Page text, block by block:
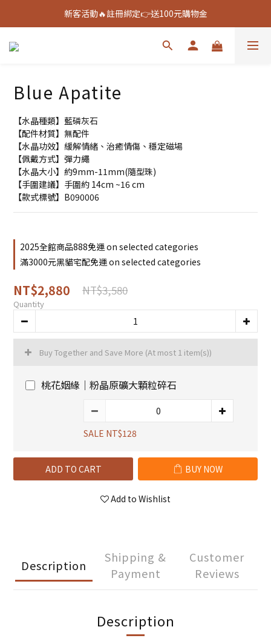
新客活動🔥註冊綁定👉送100元購物金
新客活動🔥註冊綁定👉送100元購物金
全館888免運🚚
Blue Apatite
【水晶種類】藍磷灰石
【配件材質】無配件
【水晶功效】緩解情緒、治癒情傷、穩定磁場
【佩戴方式】彈力繩
【水晶大小】約9mm-11mm(隨型珠)
【手圍建議】手圍約 14cm ~16 cm
【款式標號】B090006
2025全館商品888免運 on selected categories
滿3000元黑貓宅配免運 on selected categories
NT$2,880 NT$3,580
Quantity
Buy Together and Save More (At most 1 item(s))
桃花姻緣｜粉晶原礦大顆粒碎石
SALE NT$128
ADD TO CART BUY NOW
Add to Wishlist
Description
Shipping &
Payment
Customer
Reviews
Description